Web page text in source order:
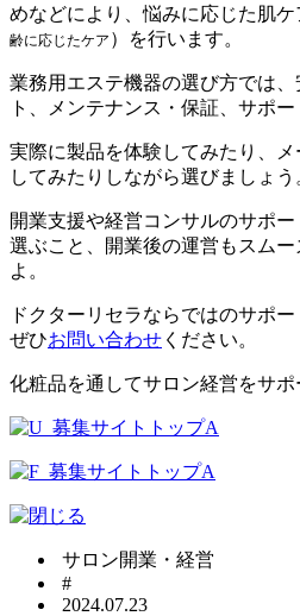
めなどにより、悩みに応じた肌
齢に応じたケア ）を行います。
業務用エステ機器の選び方では
ト、メンテナンス・保証、サポ
実際に製品を体験してみたり、
してみたりしながら選びましょう
開業支援や経営コンサルのサポ
選ぶこと、開業後の運営もスム
よ。
ドクターリセラならではのサポ
ぜひお問い合わせ ください。
化粧品を通してサロン経営をサポ
サロン開業・経営
#
2024.07.23